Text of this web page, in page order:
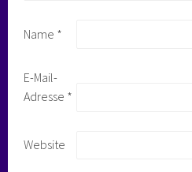
Name *
E-Mail-
Adresse *
Website